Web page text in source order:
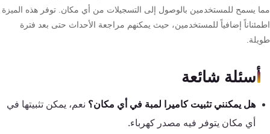
يسمح للمستخدمين بالوصول إلى التسجيلات من أي مكان. توفر هذه الميزة
إضافياً للمستخدمين، حيث يمكنهم مراجعة الأحداث حتى بعد فترة
أسئلة شائعة
هل يمكنني تثبيت كاميرا لمبة في أي مكان؟نعم، يمكن تثبيتها في
أي مكان يتوفر فيه مصدر كهرباء.